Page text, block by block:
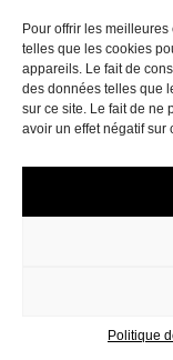
Pour offrir les
telles que les cookies
appareils. Le fait de
des données telles que
sur ce site. Le fait de ne
avoir un effet négatif sur
Politique